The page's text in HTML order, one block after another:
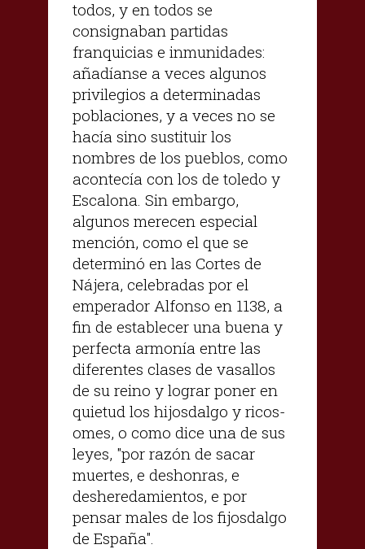
todos, y en todos se
consignaban partidas
franquicias e inmunidades:
añadíanse a veces algunos
privilegios a determinadas
poblaciones, y a veces no se
hacía sino sustituir los
nombres de los pueblos, como
acontecía con los de toledo y
Escalona. Sin embargo,
algunos merecen especial
mención, como el que se
determinó en las Cortes de
Nájera, celebradas por el
emperador Alfonso en 1138, a
fin de establecer una buena y
perfecta armonía entre las
diferentes clases de vasallos
de su reino y lograr poner en
quietud los hijosdalgo y ricos-
omes, o como dice una de sus
leyes, "por razón de sacar
muertes, e deshonras, e
desheredamientos, e por
pensar males de los fijosdalgo
de España".